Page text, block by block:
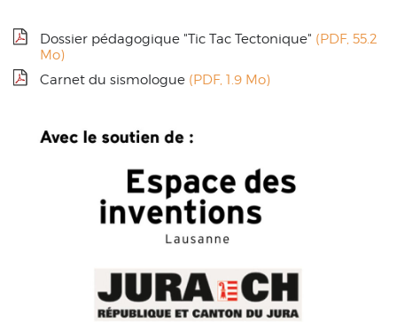
Dossier pédagogique "Tic Tac Tectonique" (PDF, 55.2
Mo)
Carnet du sismologue (PDF, 1.9 Mo)